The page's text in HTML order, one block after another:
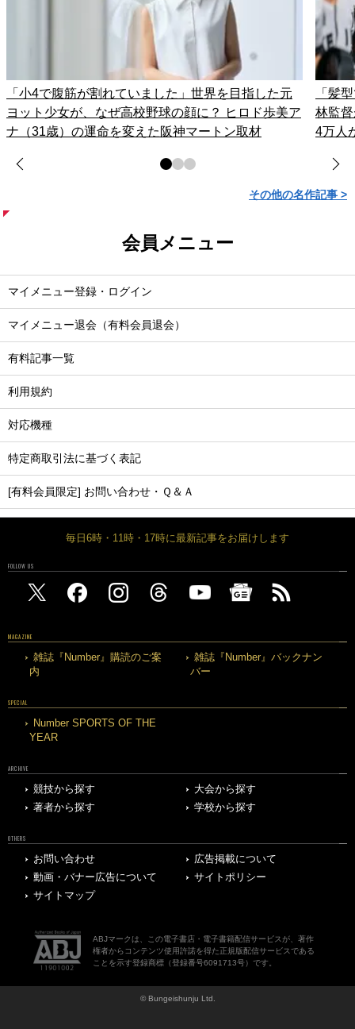
「小4で腹筋が割れていました」世界を目指した元
ヨット少女が、なぜ高校野球の顔に？ ヒロド歩美ア
ナ（31歳）の運命を変えた阪神マートン取材
「髪
林監
4万人
その他の名作記事 >
会員メニュー
マイメニュー登録・ログイン
マイメニュー退会（有料会員退会）
有料記事一覧
利用規約
対応機種
特定商取引法に基づく表記
[有料会員限定] お問い合わせ・Ｑ＆Ａ
毎日6時・11時・17時に最新記事をお届けします
FOLLOW US
MAGAZINE
雑誌『Number』購読のご案
内
雑誌『Number』バックナン
バー
SPECIAL
Number SPORTS OF THE
YEAR
ARCHIVE
競技から探す
大会から探す
著者から探す
学校から探す
OTHERS
お問い合わせ
広告掲載について
動画・バナー広告について
サイトポリシー
サイトマップ
ABJマークは、この電子書店・電子書籍配信サービスが、著作
権者からコンテンツ使用許諾を得た正規版配信サービスである
ことを示す登録商標（登録番号6091713号）です。
© Bungeishunju Ltd.